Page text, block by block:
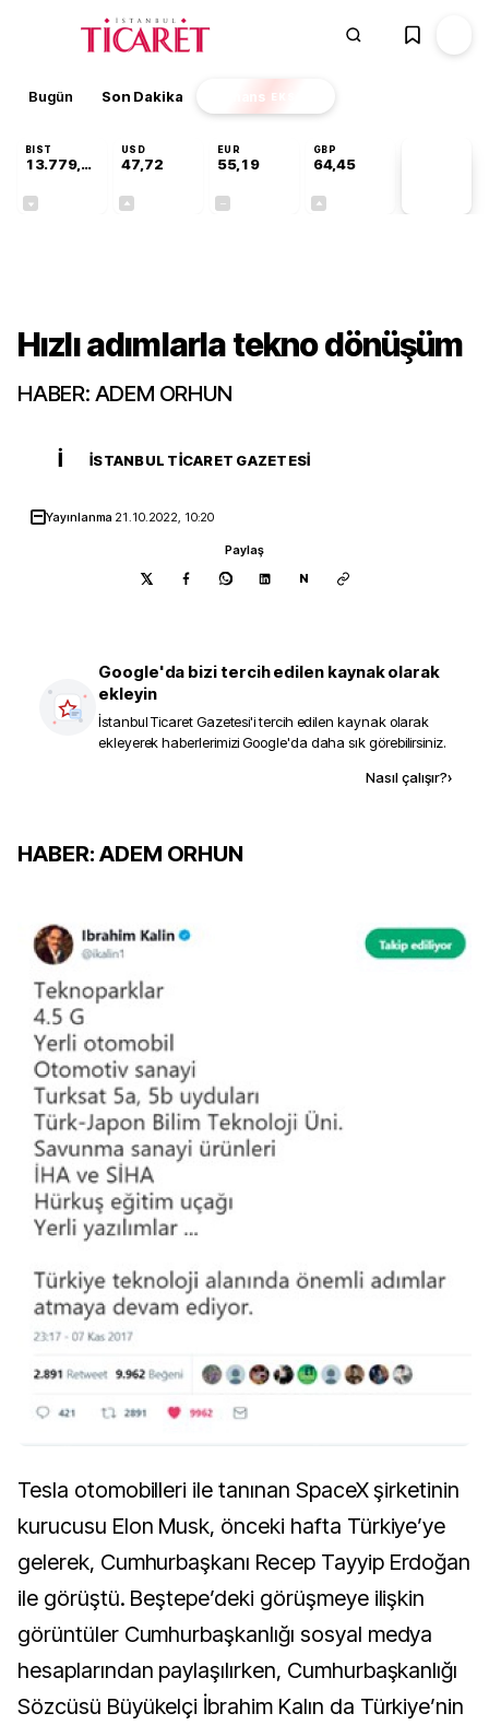
Bugün Son Dakika Finans EKSTRA
BIST
13.779,39
USD
47,72
EUR
55,19
GBP
64,45
Hızlı adımlarla tekno dönüşüm
HABER: ADEM ORHUN
İ İSTANBUL TICARET GAZETESI
Yayınlanma 21.10.2022, 10:20
Paylaş
N
Google'da bizi tercih edilen kaynak olarak
ekleyin
İstanbul Ticaret Gazetesi'i tercih edilen kaynak olarak
ekleyerek haberlerimizi Google'da daha sık görebilirsiniz.
Nasıl çalışır?›
HABER: ADEM ORHUN
Tesla otomobilleri ile tanınan SpaceX şirketinin
kurucusu Elon Musk, önceki hafta Türkiye’ye
gelerek, Cumhurbaşkanı Recep Tayyip Erdoğan
ile görüştü. Beştepe’deki görüşmeye ilişkin
görüntüler Cumhurbaşkanlığı sosyal medya
hesaplarından paylaşılırken, Cumhurbaşkanlığı
Sözcüsü Büyükelçi İbrahim Kalın da Türkiye’nin